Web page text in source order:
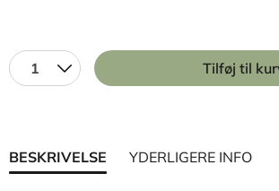
1 Tilføj til
BESKRIVELSE YDERLIGERE INFO